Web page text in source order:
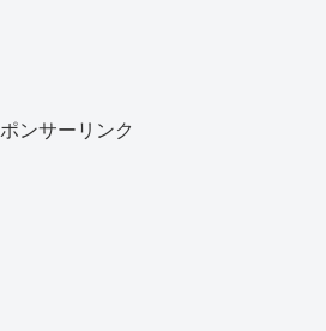
ンサーリンク